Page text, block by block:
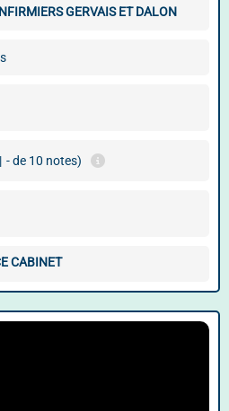
GERVAIS ET DALON
| - de 10 notes)
CABINET